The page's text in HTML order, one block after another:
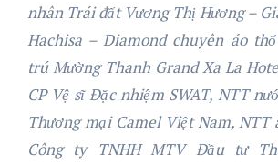
nhân Trái đất Vương Thị Hương –
Hachisa – Diamond chuyên áo
trú Mường Thanh Grand Xa La
CP Vệ sĩ Đặc nhiệm SWAT, NTT
Thương mại Camel Việt Nam, NTT
Công ty TNHH MTV Đầu tư